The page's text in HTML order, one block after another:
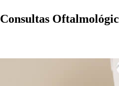
Consultas